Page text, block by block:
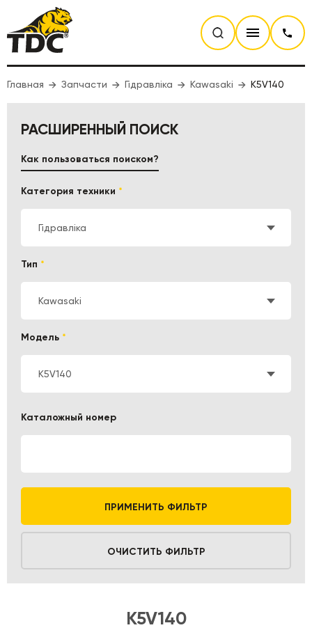
Главная Запчасти Гідравліка Kawasaki K5V140
РАСШИРЕННЫЙ ПОИСК
Категория техники *
Гідравліка
Тип *
Kawasaki
Модель *
K5V140
Каталожный номер
ПРИМЕНИТЬ ФИЛЬТР
ОЧИСТИТЬ ФИЛЬТР
Как пользоваться поиском?
K5V140